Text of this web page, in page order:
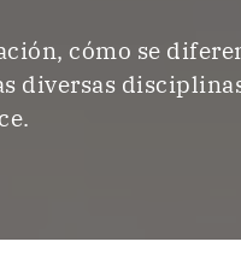
cómo se
diversas